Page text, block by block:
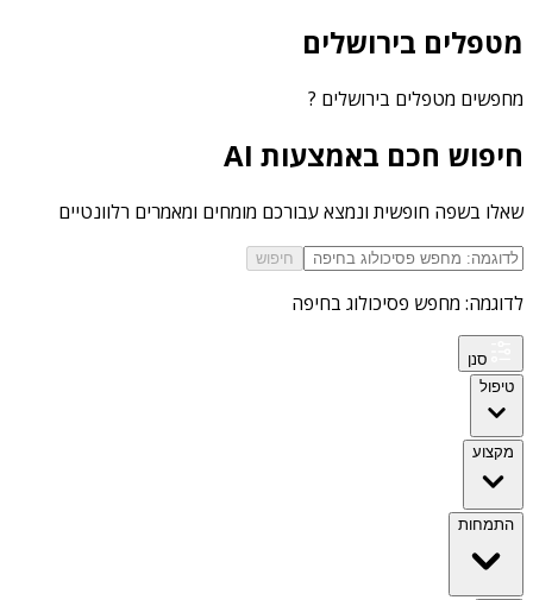
מטפלים בירושלים
מחפשים מטפלים בירושלים ?
חיפוש חכם באמצעות AI
שאלו בשפה חופשית ונמצא עבורכם מומחים ומאמרים רלוונטיים
חיפוש
לדוגמה: מחפש פסיכולוג בחיפה
סנן
טיפול
מקצוע
התמחות